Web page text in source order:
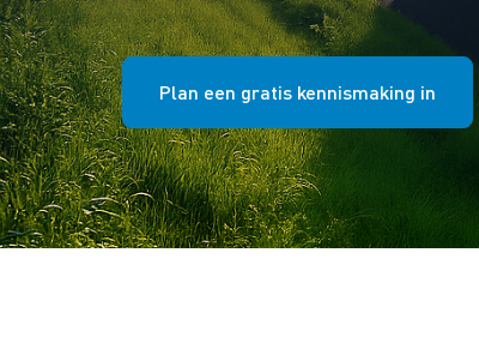
Plan een gratis kennismaking in